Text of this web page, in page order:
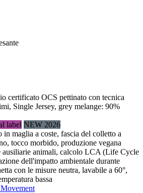
certificato OCS pettinato con tecnica
Single Jersey, grey melange: 90%
label NEW 2026
maglia a coste, fascia del colletto a
tocco morbido, produzione vegana
ausiliarie animali, calcolo LCA (Life Cycle
dell'impatto ambientale durante
con le misure neutra, lavabile a 60°,
bassa